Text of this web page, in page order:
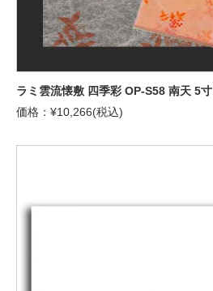
ラミ雲流懐敷 四季彩 OP-S58 南天 5寸
価格：¥10,266(税込)